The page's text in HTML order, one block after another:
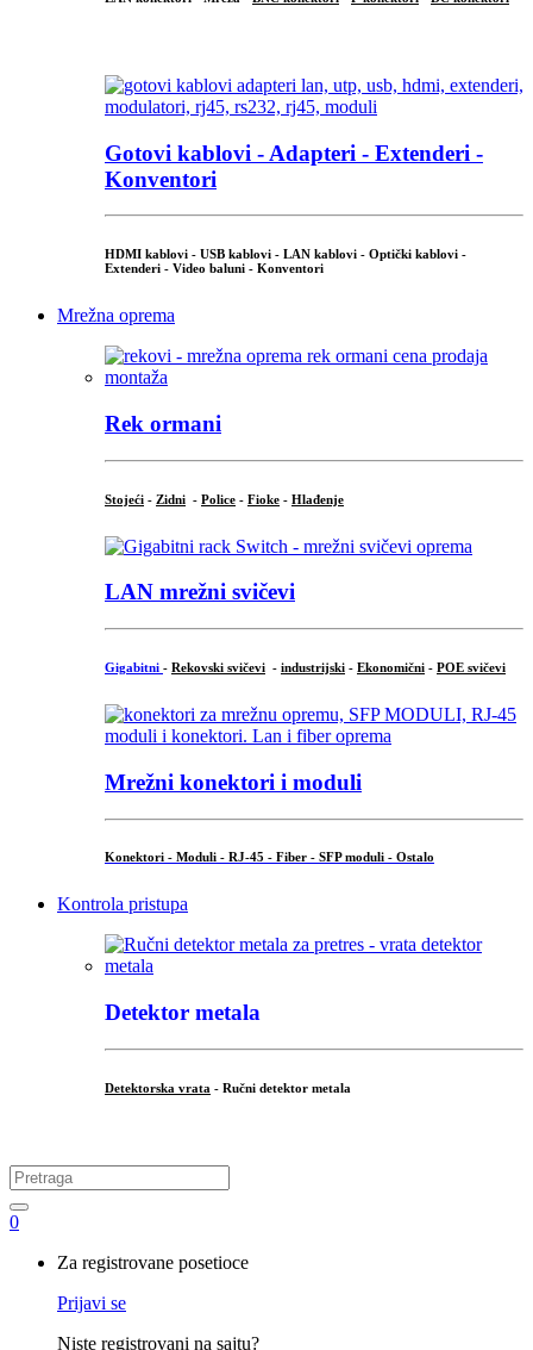
Gotovi kablovi - Adapteri - Extenderi -
Konventori
HDMI kablovi - USB kablovi - LAN kablovi - Optički kablovi -
Extenderi - Video baluni - Konventori
Mrežna oprema
Rek ormani
Stojeći - Zidni - Police - Fioke - Hlađenje
LAN mrežni svičevi
Gigabitni - Rekovski svičevi - industrijski - Ekonomični - POE svičevi
Mrežni konektori i moduli
Konektori - Moduli - RJ-45 - Fiber - SFP moduli - Ostalo
Kontrola pristupa
Detektor metala
Detektorska vrata - Ručni detektor metala
Search
for:
0
Za registrovane posetioce
Prijavi se
Niste registrovani na sajtu?